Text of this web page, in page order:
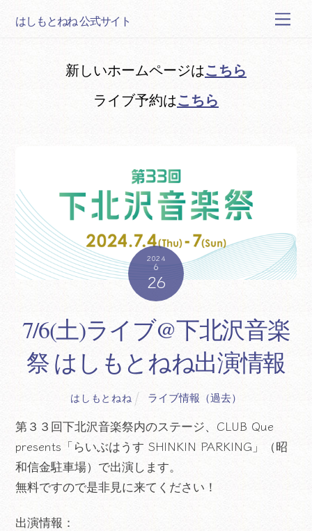
はしもとねね 公式サイト
新しいホームページはこちら
ライブ予約はこちら
2024
6
26
7/6(土)ライブ@下北沢音楽
祭 はしもとねね出演情報
はしもとねね ライブ情報（過去）
第３３回下北沢音楽祭内のステージ、CLUB Que
presents「らいぶはうす SHINKIN PARKING」（昭
和信金駐車場）で出演します。
無料ですので是非見に来てください！
出演情報：